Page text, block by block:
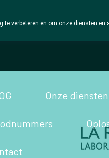
Onze diensten
verbeteren en om onze diensten